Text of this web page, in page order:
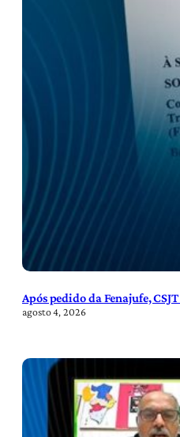
Após pedido da Fenajufe,
agosto 4, 2026